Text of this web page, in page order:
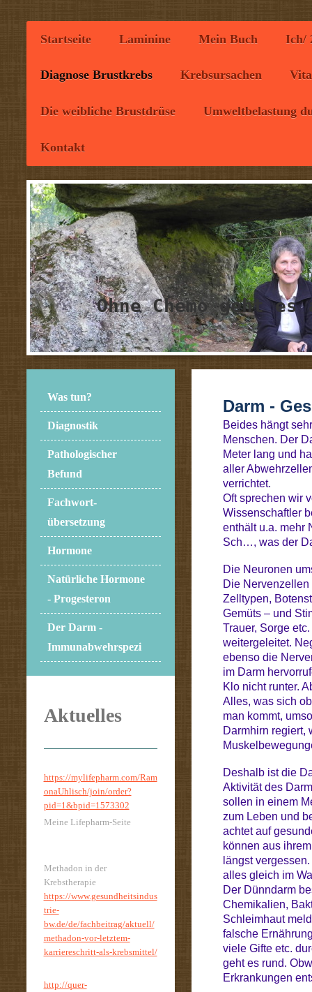
Startseite Laminine Mein Buch Ich/
Diagnose Brustkrebs Krebsursachen
Die weibliche Brustdrüse Umweltbelastung
Kontakt
Ohne Chemo geht es
Darm -
Beides hängt
Menschen. Der
Meter lang und
aller
verrichtet.
Oft sprechen wir
Wissenschaftler
enthält u.a. mehr
Sch…, was der
Die Neuronen
Die
Zelltypen,
Gemüts – und
Trauer, Sorge
weitergeleitet.
ebenso die
im Darm
Klo nicht runter.
Alles, was sich
man kommt,
Darmhirn regiert,
Deshalb ist die
Aktivität des
sollen in einem
zum Leben und
achtet auf
können aus
längst
alles gleich im
Der Dünndarm
Chemikalien,
Schleimhaut
falsche
viele Gifte etc.
geht es rund.
Erkrankungen
Was tun?
Diagnostik
Pathologischer
Befund
Fachwort-
übersetzung
Hormone
Natürliche Hormone
- Progesteron
Der Darm -
Immunabwehrspezi
Aktuelles
https://mylifepharm.com/Ram
onaUhlisch/join/order?
pid=1&bpid=1573302
Meine Lifepharm-Seite
Methadon in der
Krebstherapie
https://www.gesundheitsindus
trie-
bw.de/de/fachbeitrag/aktuell/
methadon-vor-letztem-
karriereschritt-als-krebsmittel/
http://quer-